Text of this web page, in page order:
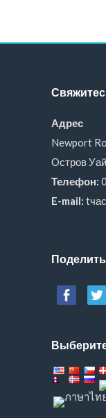
Адрес
Newport
Остров
Телефон:
E-mail: